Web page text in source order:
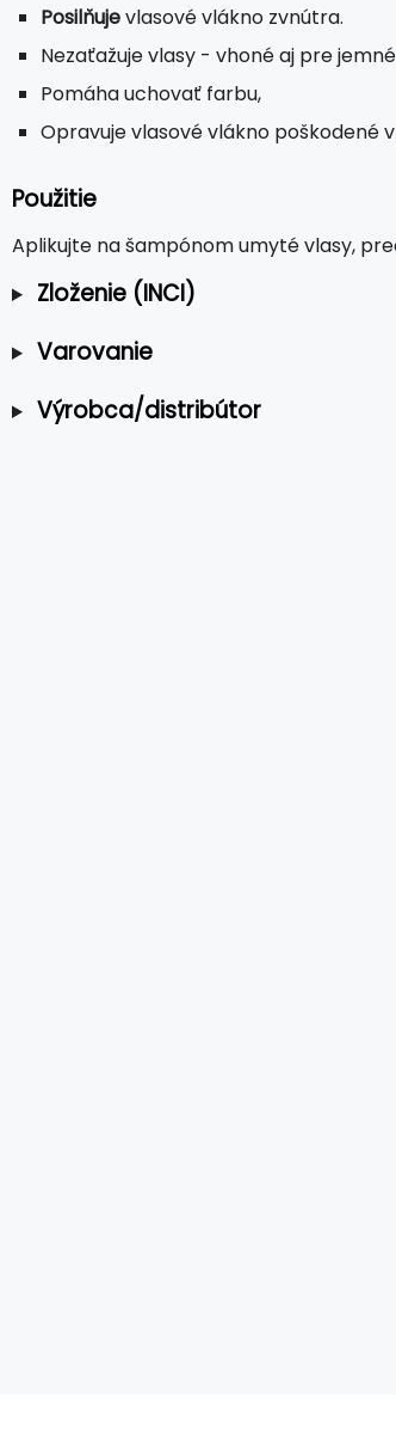
Posilňujevlasové vlákno zvnútra.
Nezaťažuje vlasy - vhoné aj pre
Pomáha uchovať farbu,
Opravuje vlasové vlákno poškodené
Použitie
Aplikujte na šampónom umyté vlasy,
Zloženie (INCI)
Varovanie
Výrobca/distribútor